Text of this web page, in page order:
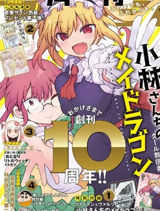
声優記事一覧